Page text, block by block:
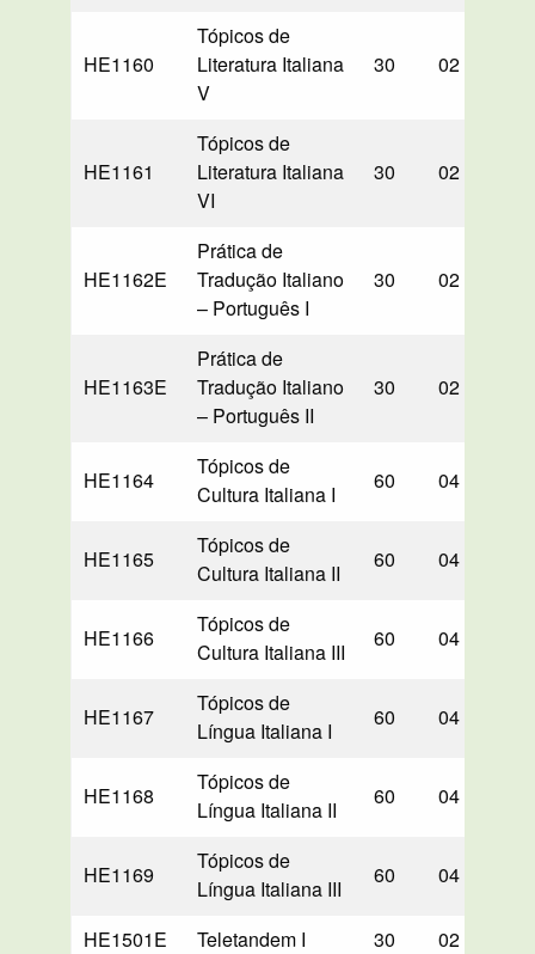
HE1160
Tópicos de
Literatura Italiana
V
30 02
HE1161
Tópicos de
Literatura Italiana
VI
30 02
HE1162E
Prática de
Tradução Italiano
– Português I
30 02
HE1163E
Prática de
Tradução Italiano
– Português II
30 02
HE1164
Tópicos de
Cultura Italiana I
60 04
HE1165
Tópicos de
Cultura Italiana II
60 04
HE1166
Tópicos de
Cultura Italiana III
60 04
HE1167
Tópicos de
Língua Italiana I
60 04
HE1168
Tópicos de
Língua Italiana II
60 04
HE1169
Tópicos de
Língua Italiana III
60 04
HE1501E Teletandem I 30 02